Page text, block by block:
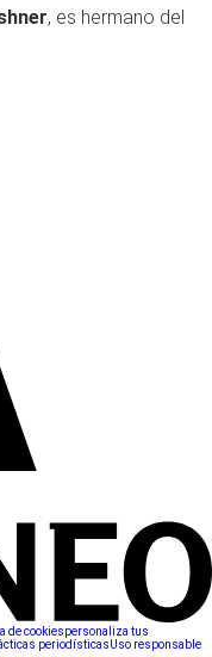
, es hermano del
de cookiespersonaliza tus
periodísticasUso responsable